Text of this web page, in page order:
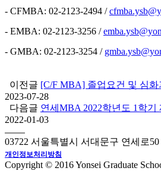
- CFMBA: 02-2123-2494 /
- EMBA: 02-2123-3256 /
- GMBA: 02-2123-3254 /
이전글 [C/F MBA] 졸업요건 및 심화
2023-07-28
다음글 연세MBA 2022학년도 1학기
2022-01-03
03722 서울특별시 서대문구 연세로
개인정보처리방침
Copyright © 2016 Yonsei Graduate